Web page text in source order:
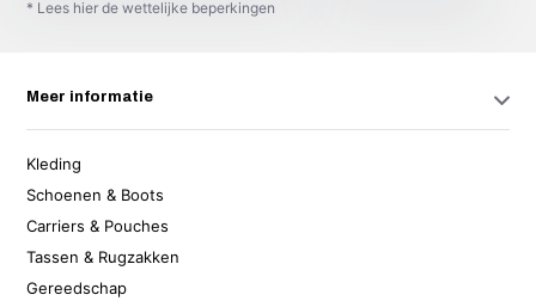
* Lees hier de wettelijke beperkingen
Meer informatie
Kleding
Schoenen & Boots
Carriers & Pouches
Tassen & Rugzakken
Gereedschap